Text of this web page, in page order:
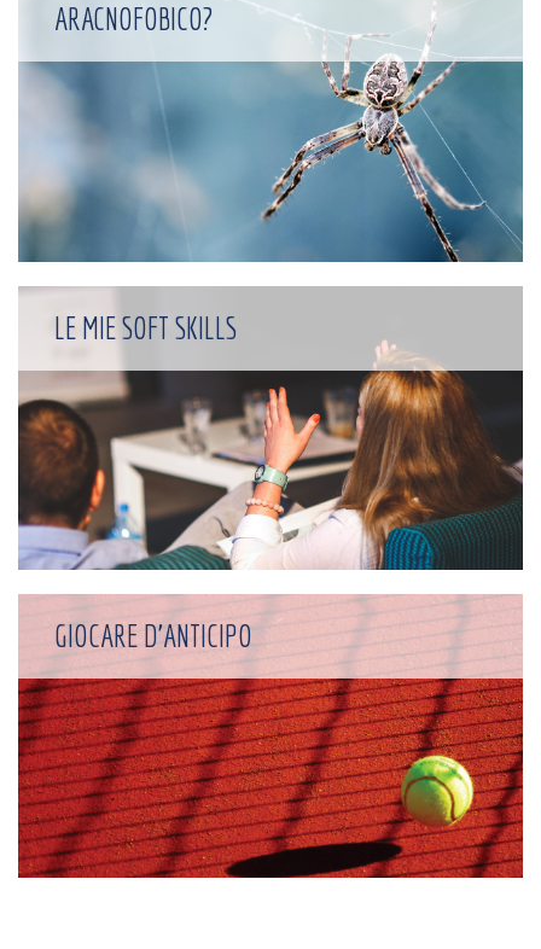
ARACNOFOBICO?
LE MIE SOFT SKILLS
GIOCARE D'ANTICIPO